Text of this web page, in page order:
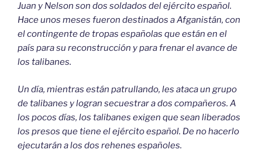
Juan y Nelson son dos soldados del ejército español.
Hace unos meses fueron destinados a Afganistán, con
el contingente de tropas españolas que están en el
país para su reconstrucción y para frenar el avance de
los talibanes.
Un día, mientras están patrullando, les ataca un grupo
de talibanes y logran secuestrar a dos compañeros. A
los pocos días, los talibanes exigen que sean liberados
los presos que tiene el ejército español. De no hacerlo
ejecutarán a los dos rehenes españoles.